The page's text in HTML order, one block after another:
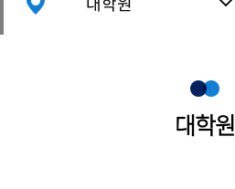
대학원